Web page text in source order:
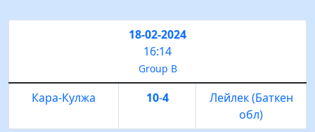
18-02-2024
16:14
Group B
Кара-Кулжа 10-4
Лейлек (Баткен
обл)